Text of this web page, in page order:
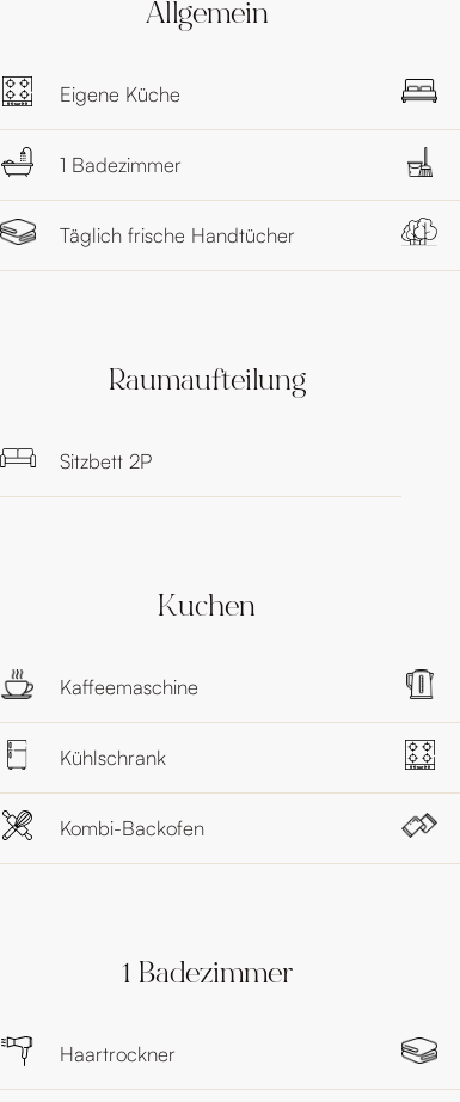
Allgemein
Eigene Küche
1 Badezimmer
Täglich frische Handtücher
Raumaufteilung
Sitzbett 2P
Kuchen
Kaffeemaschine
Kühlschrank
Kombi-Backofen
1 Badezimmer
Haartrockner